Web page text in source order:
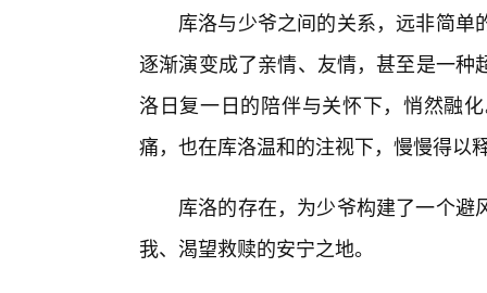
库洛与少爷之间的关系，远非简
逐渐演变成了亲情、友情，甚至是一
洛日复一日的陪伴与关怀下，悄然融
痛，也在库洛温和的注视下，慢慢得以
库洛的存在，为少爷构建了一个
我、渴望救赎的安宁之地。